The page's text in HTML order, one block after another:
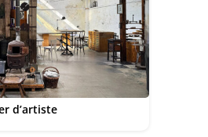
d’artiste